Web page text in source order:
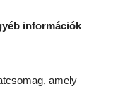
információk
amely